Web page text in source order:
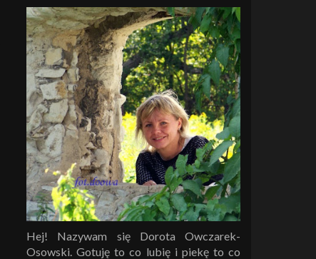
Hej! Nazywam się Dorota Owczarek-
Osowski. Gotuję to co lubię i piekę to co